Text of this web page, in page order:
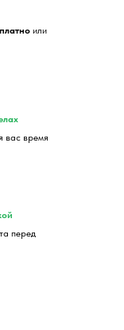
или
вас время
перед